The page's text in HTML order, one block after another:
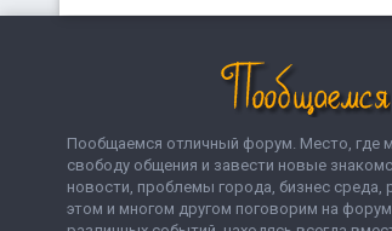
Пообщаемся отличный форум. Место, где
свободу общения и завести новые
новости, проблемы города, бизнес среда,
этом и многом другом поговорим на